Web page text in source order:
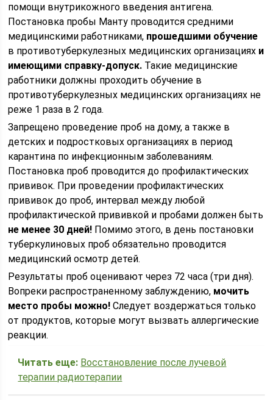
помощи внутрикожного введения антигена.
Постановка пробы Манту проводится средними
медицинскими работниками, прошедшими обучение
в противотуберкулезных медицинских организациях и
имеющими справку-допуск. Такие медицинские
работники должны проходить обучение в
противотуберкулезных медицинских организациях не
реже 1 раза в 2 года.
Запрещено проведение проб на дому, а также в
детских и подростковых организациях в период
карантина по инфекционным заболеваниям.
Постановка проб проводится до профилактических
прививок. При проведении профилактических
прививок до проб, интервал между любой
профилактической прививкой и пробами должен быть
не менее 30 дней! Помимо этого, в день постановки
туберкулиновых проб обязательно проводится
медицинский осмотр детей.
Результаты проб оценивают через 72 часа (три дня).
Вопреки распространенному заблуждению, мочить
место пробы можно! Следует воздержаться только
от продуктов, которые могут вызвать аллергические
реакции.
Читать еще: Восстановление после лучевой
терапии радиотерапии